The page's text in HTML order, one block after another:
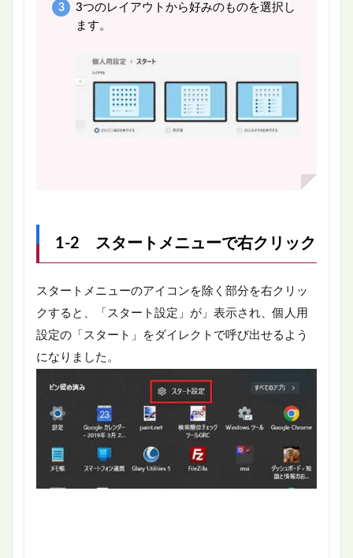
3つのレイアウトから好みのものを選択し
ます。
1-2 スタートメニューで右クリック
スタートメニューのアイコンを除く部分を右クリッ
クすると、「スタート設定」が」表示され、個人用
設定の「スタート」をダイレクトで呼び出せるよう
になりました。